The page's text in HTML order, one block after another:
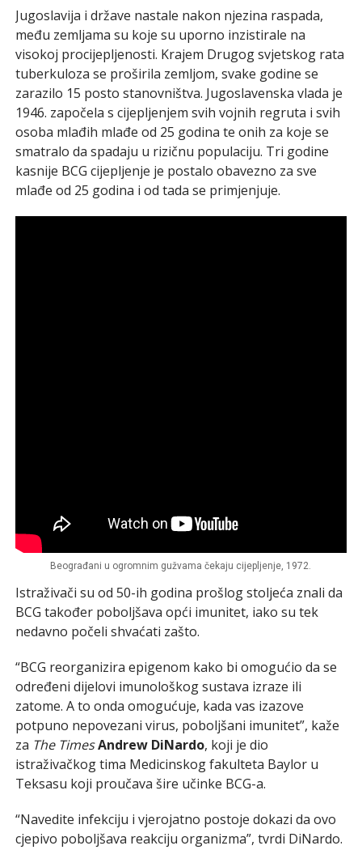
Jugoslavija i države nastale nakon njezina raspada,
među zemljama su koje su uporno inzistirale na
visokoj procijepljenosti. Krajem Drugog svjetskog rata
tuberkuloza se proširila zemljom, svake godine se
zarazilo 15 posto stanovništva. Jugoslavenska vlada je
1946. započela s cijepljenjem svih vojnih regruta i svih
osoba mlađih mlađe od 25 godina te onih za koje se
smatralo da spadaju u rizičnu populaciju. Tri godine
kasnije BCG cijepljenje je postalo obavezno za sve
mlađe od 25 godina i od tada se primjenjuje.
Beograđani u ogromnim gužvama čekaju cijepljenje, 1972.
Istraživači su od 50-ih godina prošlog stoljeća znali da
BCG također poboljšava opći imunitet, iako su tek
nedavno počeli shvaćati zašto.
“BCG reorganizira epigenom kako bi omogućio da se
određeni dijelovi imunološkog sustava izraze ili
zatome. A to onda omogućuje, kada vas izazove
potpuno nepovezani virus, poboljšani imunitet”, kaže
za The TimesAndrew DiNardo, koji je dio
istraživačkog tima Medicinskog fakulteta Baylor u
Teksasu koji proučava šire učinke BCG-a.
“Navedite infekciju i vjerojatno postoje dokazi da ovo
cjepivo poboljšava reakciju organizma”, tvrdi DiNardo.